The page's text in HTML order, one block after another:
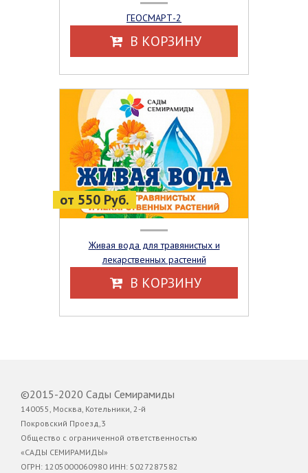
ГЕОСМАРТ-2
В КОРЗИНУ
от 550 Руб.
Живая вода для травянистых и
лекарственных растений
В КОРЗИНУ
©2015-2020 Сады Семирамиды
140055, Москва, Котельники, 2-й
Покровский Проезд,3
Общество с ограниченной ответственностью
«САДЫ СЕМИРАМИДЫ»
ОГРН: 1205000060980 ИНН: 5027287582